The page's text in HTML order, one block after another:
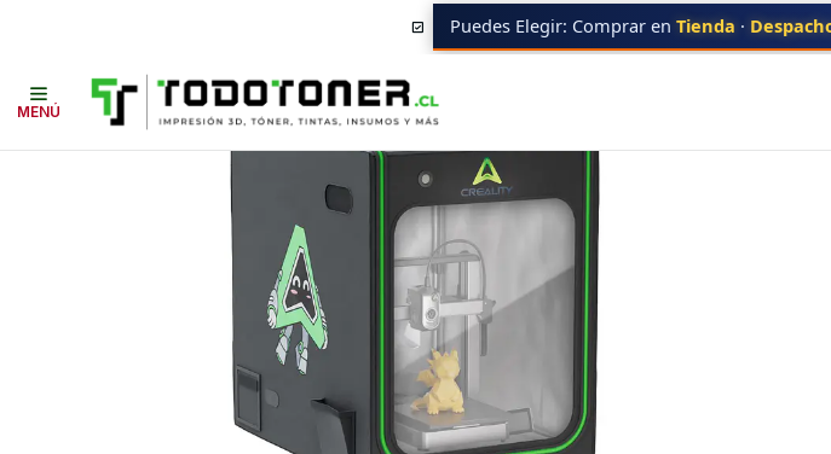
MENÚ
Puedes Elegir: Comprar en Tienda ·
Cubierta Protectora Impresora Filamento 70X75X90CM